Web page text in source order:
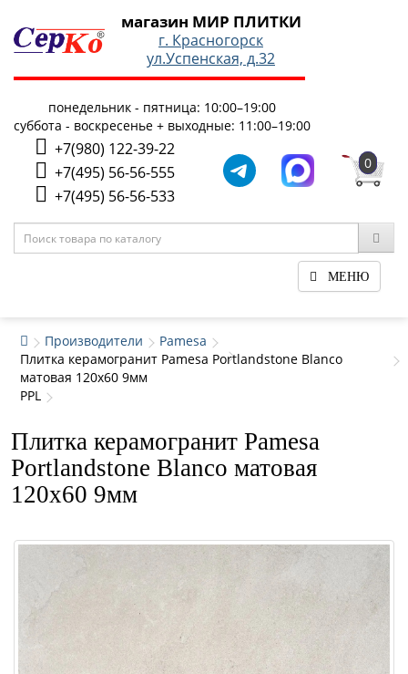
магазин МИР ПЛИТКИ
г. Красногорск
ул.Успенская, д.32
понедельник - пятница: 10:00–19:00
суббота - воскресенье + выходные: 11:00–19:00
+7(980) 122-39-22
+7(495) 56-56-555
+7(495) 56-56-533
0
МЕНЮ
Производители
Pamesa
Плитка керамогранит Pamesa Portlandstone Blanco
матовая 120x60 9мм
PPL
Плитка керамогранит Pamesa
Portlandstone Blanco матовая
120x60 9мм